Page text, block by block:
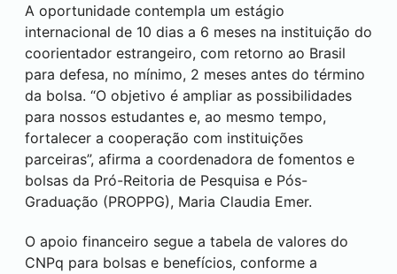
A oportunidade contempla um estágio
internacional de 10 dias a 6 meses na instituição do
coorientador estrangeiro, com retorno ao Brasil
para defesa, no mínimo, 2 meses antes do término
da bolsa. “O objetivo é ampliar as possibilidades
para nossos estudantes e, ao mesmo tempo,
fortalecer a cooperação com instituições
parceiras”, afirma a coordenadora de fomentos e
bolsas da Pró-Reitoria de Pesquisa e Pós-
Graduação (PROPPG), Maria Claudia Emer.
O apoio financeiro segue a tabela de valores do
CNPq para bolsas e benefícios, conforme a